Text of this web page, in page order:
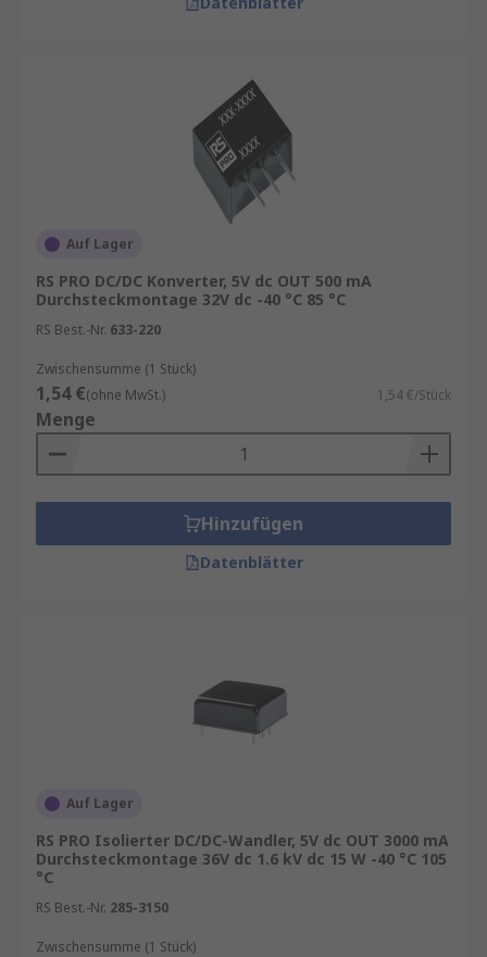
Auf Lager
RS PRO DC/DC Konverter, 5V dc OUT 500 mA
Durchsteckmontage 32V dc -40 °C 85 °C
RS Best.-Nr. 633-220
Zwischensumme (1 Stück)
1,54 €(ohne MwSt.) 1,54 €/Stück
Menge
Hinzufügen
Datenblätter
Auf Lager
RS PRO Isolierter DC/DC-Wandler, 5V dc OUT 3000 mA
Durchsteckmontage 36V dc 1.6 kV dc 15 W -40 °C 105
°C
RS Best.-Nr. 285-3150
Zwischensumme (1 Stück)